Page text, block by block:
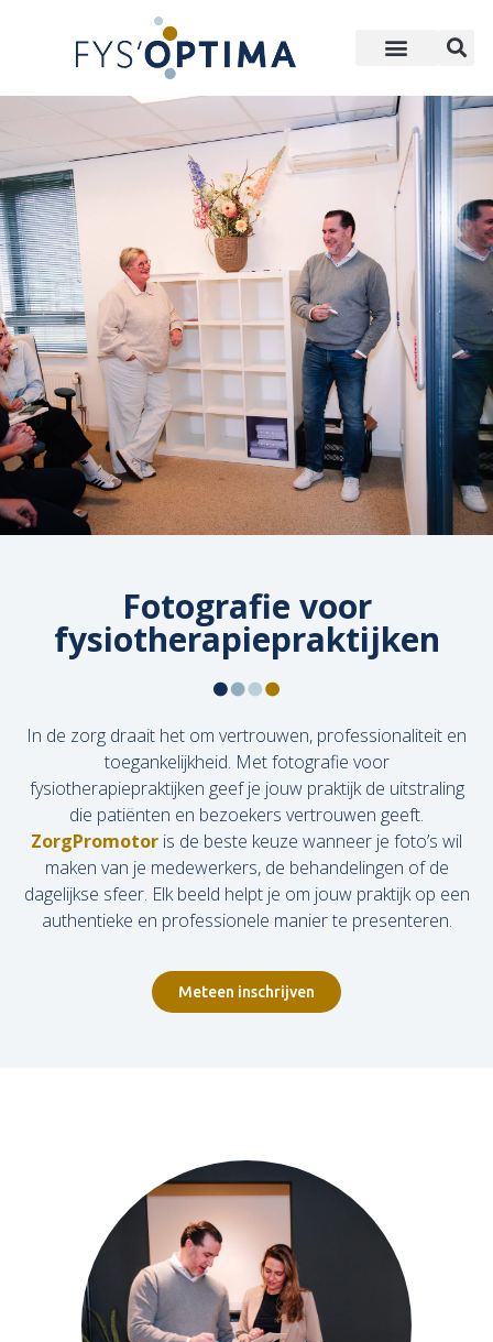
Fotografie voor
fysiotherapiepraktijken
In de zorg draait het om vertrouwen, professionaliteit en
toegankelijkheid. Met fotografie voor
fysiotherapiepraktijken geef je jouw praktijk de uitstraling
die patiënten en bezoekers vertrouwen geeft.
ZorgPromotor is de beste keuze wanneer je foto’s wil
maken van je medewerkers, de behandelingen of de
dagelijkse sfeer. Elk beeld helpt je om jouw praktijk op een
authentieke en professionele manier te presenteren.
Meteen inschrijven